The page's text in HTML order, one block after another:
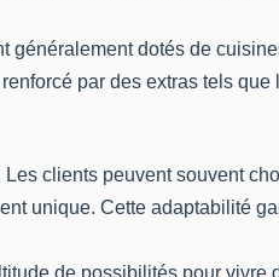
dotés de
par des extras tels
clients peuvent souvent
unique. Cette adaptabilité
de possibilités pour